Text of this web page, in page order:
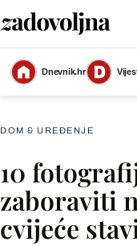
Dnevnik.hr
DOM & UREĐENJE
10
zaboraviti
cvijeće
X